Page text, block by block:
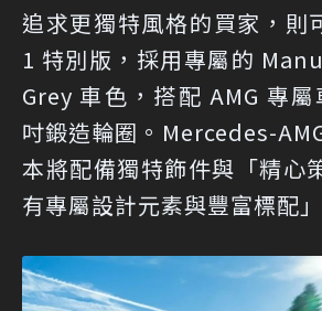
追求更獨特風格的買家，
1 特別版，採用專屬的
Grey 車色，搭配 AMG 專
吋鍛造輪圈。Mercedes-
本將配備獨特飾件與「精心
有專屬設計元素與豐富標配」